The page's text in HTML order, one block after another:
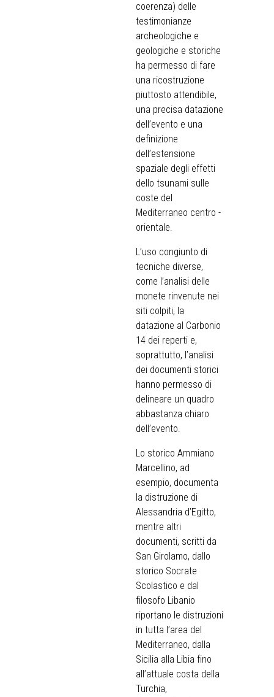
coerenza) delle
testimonianze
archeologiche e
geologiche e storiche
ha permesso di fare
una ricostruzione
piuttosto attendibile,
una precisa datazione
dell’evento e una
definizione
dell’estensione
spaziale degli effetti
dello tsunami sulle
coste del
Mediterraneo centro -
orientale.
L’uso congiunto di
tecniche diverse,
come l’analisi delle
monete rinvenute nei
siti colpiti, la
datazione al Carbonio
14 dei reperti e,
soprattutto, l’analisi
dei documenti storici
hanno permesso di
delineare un quadro
abbastanza chiaro
dell’evento.
Lo storico Ammiano
Marcellino, ad
esempio, documenta
la distruzione di
Alessandria d’Egitto,
mentre altri
documenti, scritti da
San Girolamo, dallo
storico Socrate
Scolastico e dal
filosofo Libanio
riportano le distruzioni
in tutta l’area del
Mediterraneo, dalla
Sicilia alla Libia fino
all’attuale costa della
Turchia,